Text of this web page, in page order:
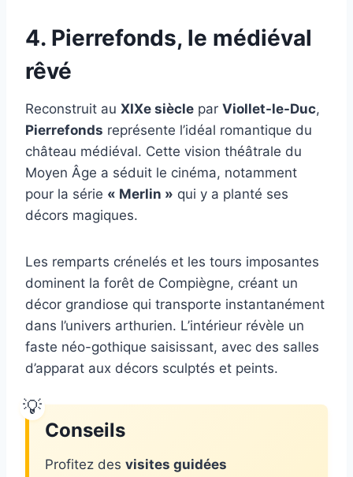
4. Pierrefonds, le médiéval
rêvé
Reconstruit au XIXe siècle par Viollet-le-Duc,
Pierrefonds représente l’idéal romantique du
château médiéval. Cette vision théâtrale du
Moyen Âge a séduit le cinéma, notamment
pour la série « Merlin » qui y a planté ses
décors magiques.
Les remparts crénelés et les tours imposantes
dominent la forêt de Compiègne, créant un
décor grandiose qui transporte instantanément
dans l’univers arthurien. L’intérieur révèle un
faste néo-gothique saisissant, avec des salles
d’apparat aux décors sculptés et peints.
Conseils
Profitez des visites guidées